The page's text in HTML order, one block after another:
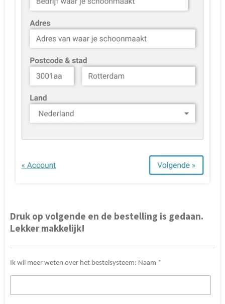
Druk op volgende en de bestelling is gedaan.
Lekker makkelijk!
Ik wil meer weten over het bestelsysteem: Naam *